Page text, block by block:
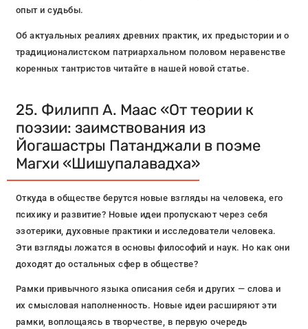
опыт и судьбы.
Об актуальных реалиях древних практик, их предыстории и о
традиционалистском патриархальном половом неравенстве
коренных тантристов читайте в нашей новой статье.
25. Филипп А. Маас «От теории к
поэзии: заимствования из
Йогашастры Патанджали в поэме
Магхи «Шишупалавадха»
Откуда в обществе берутся новые взгляды на человека, его
психику и развитие? Новые идеи пропускают через себя
эзотерики, духовные практики и исследователи человека.
Эти взгляды ложатся в основы философий и наук. Но как они
доходят до остальных сфер в обществе?
Рамки привычного языка описания себя и других — слова и
их смысловая наполненность. Новые идеи расширяют эти
рамки, воплощаясь в творчестве, в первую очередь